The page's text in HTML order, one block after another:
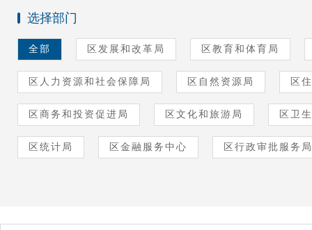
选择部门
全部 区发展和改革局 区教育和体育局
区人力资源和社会保障局 区自然资源局 区
区商务和投资促进局 区文化和旅游局 区卫
区统计局 区金融服务中心 区行政审批服务局